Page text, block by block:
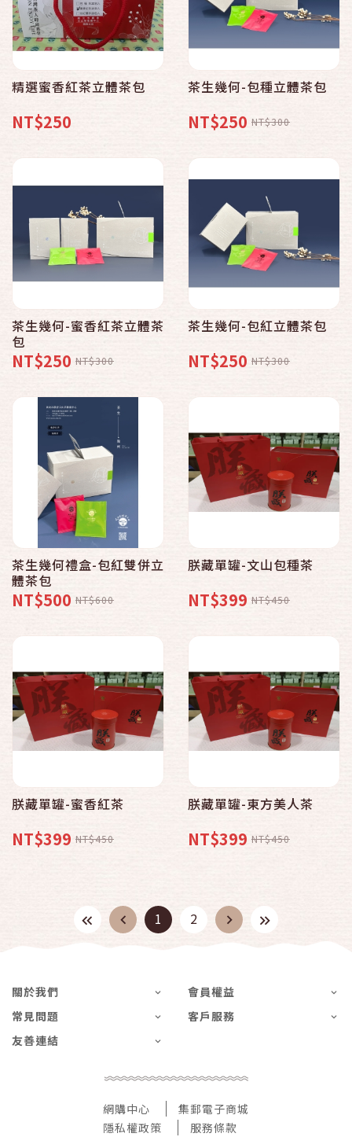
精選蜜香紅茶立體茶包
NT$250
茶生幾何-包種立體茶包
NT$250 NT$300
茶生幾何-蜜香紅茶立體茶
包
NT$250 NT$300
茶生幾何-包紅立體茶包
NT$250 NT$300
茶生幾何禮盒-包紅雙併立
體茶包
NT$500 NT$600
朕藏單罐-文山包種茶
NT$399 NT$450
朕藏單罐-蜜香紅茶
NT$399 NT$450
朕藏單罐-東方美人茶
NT$399 NT$450
1 2
關於我們
會員權益
常見問題
客戶服務
友善連結
網購中心
集郵電子商城
隱私權政策
服務條款